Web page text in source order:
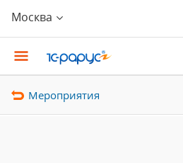
Москва
Мероприятия